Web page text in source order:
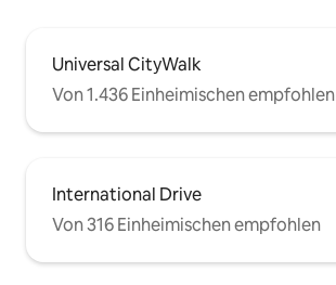
Universal CityWalk
Von 1.436 Einheimischen empfohlen
International Drive
Von 316 Einheimischen empfohlen